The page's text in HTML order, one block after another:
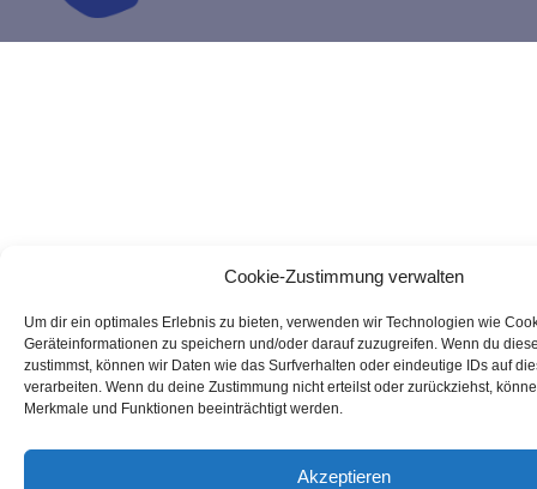
Cookie-Zustimmung verwalten
Um dir ein optimales Erlebnis zu bieten, verwenden wir Technologien wie
Geräteinformationen zu speichern und/oder darauf zuzugreifen. Wenn du
zustimmst, können wir Daten wie das Surfverhalten oder eindeutige IDs auf
verarbeiten. Wenn du deine Zustimmung nicht erteilst oder zurückziehst,
Merkmale und Funktionen beeinträchtigt werden.
Akzeptieren